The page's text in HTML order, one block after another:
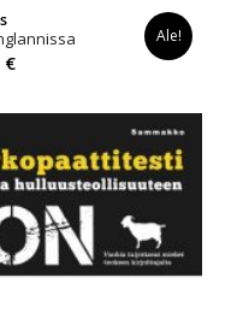
€Nykyinen
on:
9,90 €.
Ale!